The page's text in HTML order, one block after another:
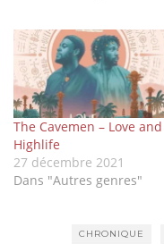
The Cavemen – Love and
Highlife
27 décembre 2021
Dans "Autres genres"
CHRONIQUE